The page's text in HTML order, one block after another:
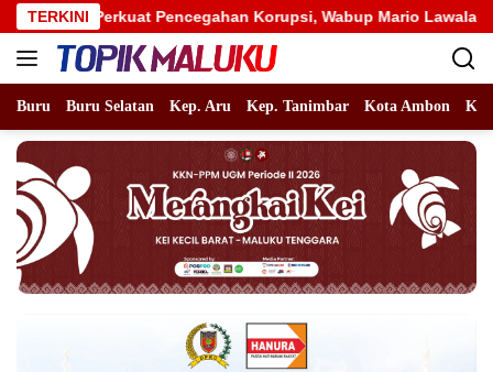
Langsung
ke
konten
TERKINI
Pencegahan Korupsi, Wabup Mario Lawalata Tekankan
Buru Buru Selatan Kep. Aru Kep. Tanimbar Kota Ambon